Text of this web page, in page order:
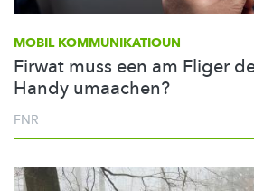
MOBIL KOMMUNIKATIOUN
Firwat muss een am Fliger
Handy umaachen?
FNR